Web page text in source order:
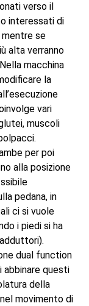
verso il
interessati di
mentre se
alta verranno
macchina
la
vari
muscoli
per poi
alla posizione
pedana, in
ci si vuole
i piedi si ha
dual function
questi
della
movimento di